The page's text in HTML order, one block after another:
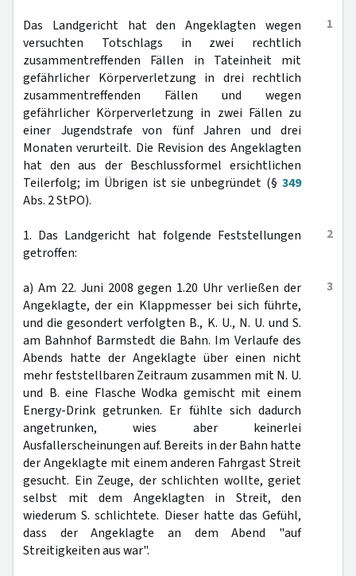
1
Das Landgericht hat den Angeklagten wegen
versuchten Totschlags in zwei rechtlich
zusammentreffenden Fällen in Tateinheit mit
gefährlicher Körperverletzung in drei rechtlich
zusammentreffenden Fällen und wegen
gefährlicher Körperverletzung in zwei Fällen zu
einer Jugendstrafe von fünf Jahren und drei
Monaten verurteilt. Die Revision des Angeklagten
hat den aus der Beschlussformel ersichtlichen
Teilerfolg; im Übrigen ist sie unbegründet (§ 349
Abs. 2 StPO).
2
1. Das Landgericht hat folgende Feststellungen
getroffen:
3
a) Am 22. Juni 2008 gegen 1.20 Uhr verließen der
Angeklagte, der ein Klappmesser bei sich führte,
und die gesondert verfolgten B., K. U., N. U. und S.
am Bahnhof Barmstedt die Bahn. Im Verlaufe des
Abends hatte der Angeklagte über einen nicht
mehr feststellbaren Zeitraum zusammen mit N. U.
und B. eine Flasche Wodka gemischt mit einem
Energy-Drink getrunken. Er fühlte sich dadurch
angetrunken, wies aber keinerlei
Ausfallerscheinungen auf. Bereits in der Bahn hatte
der Angeklagte mit einem anderen Fahrgast Streit
gesucht. Ein Zeuge, der schlichten wollte, geriet
selbst mit dem Angeklagten in Streit, den
wiederum S. schlichtete. Dieser hatte das Gefühl,
dass der Angeklagte an dem Abend "auf
Streitigkeiten aus war".